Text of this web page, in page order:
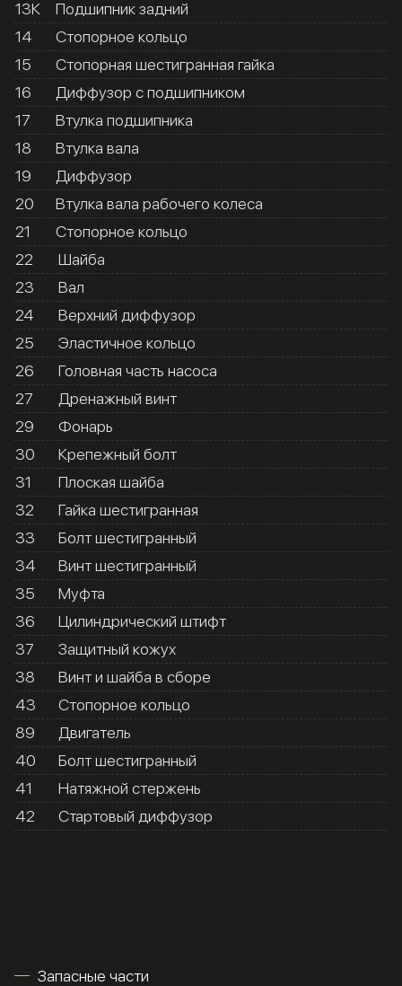
13К
Подшипник задний
14
Стопорное кольцо
15
Стопорная шестигранная гайка
16
Диффузор с подшипником
17
Втулка подшипника
18
Втулка вала
19
Диффузор
20
Втулка вала рабочего колеса
21
Стопорное кольцо
22
Шайба
23
Вал
24
Верхний диффузор
25
Эластичное кольцо
26
Головная часть насоса
27
Дренажный винт
29
Фонарь
30
Крепежный болт
31
Плоская шайба
32
Гайка шестигранная
33
Болт шестигранный
34
Винт шестигранный
35
Муфта
36
Цилиндрический штифт
37
Защитный кожух
38
Винт и шайба в сборе
43
Стопорное кольцо
89
Двигатель
40
Болт шестигранный
41
Натяжной стержень
42
Стартовый диффузор
Запасные части